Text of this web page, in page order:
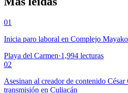
01
Inicia paro laboral en Complejo
Playa del Carmen·1,994 lecturas
02
Asesinan al creador de contenido César
transmisión en Culiacán